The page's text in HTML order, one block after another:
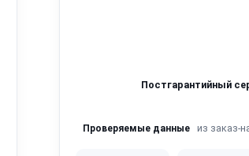
Постгарантийный
Проверяемые данные из заказ-